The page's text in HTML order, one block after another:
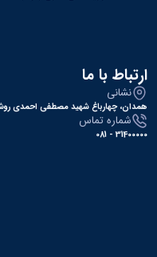
ارتباط با ما
نشانی
همدان، چهارباغ شهید مصطفی احمدی
شماره تماس
31400000 - 081